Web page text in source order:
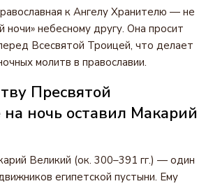
к Ангелу Хранителю — не
ночи» небесному другу. Она просит
Всесвятой Троицей, что делает
молитв в православии.
Пресвятой
ночь оставил Макарий
Великий (ок. 300–391 гг.) — один
египетской пустыни. Ему